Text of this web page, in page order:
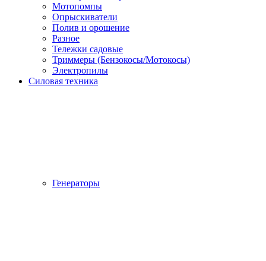
Мотопомпы
Опрыскиватели
Полив и орошение
Разное
Тележки садовые
Триммеры (Бензокосы/Мотокосы)
Электропилы
Силовая техника
Генераторы